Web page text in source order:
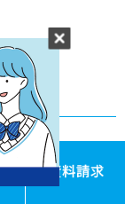
・個別相
体験入